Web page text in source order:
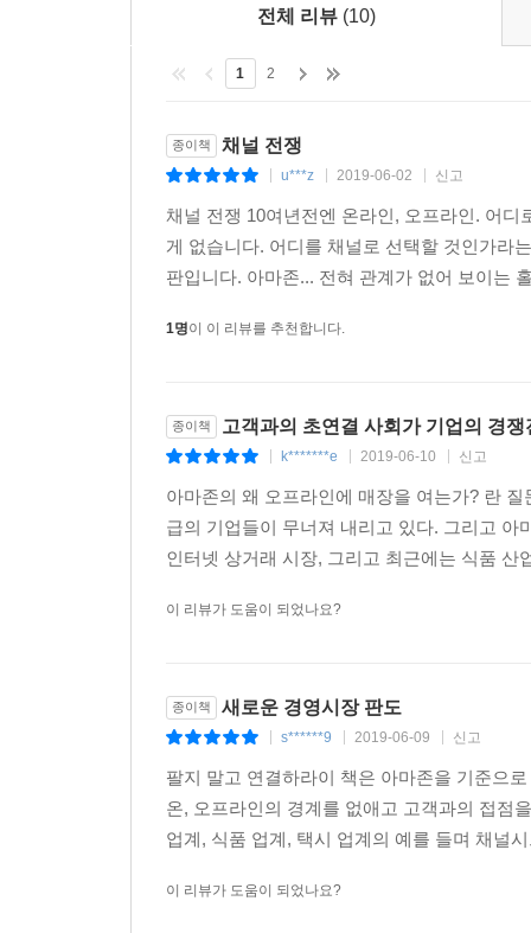
담은 안내서가 될 것이다.
전체 리뷰 (10)
1 2
종이책 채널 전쟁
u***z 2019-06-02 신고
채널 전쟁 10여년전엔 온라인, 오프라인. 어
게 없습니다. 어디를 채널로 선택할 것인가라
판입니다. 아마존... 전혀 관계가 없어 보이는
1명이 이 리뷰를 추천합니다.
종이책 고객과의 초연결 사회가 기업의 경
k*******e 2019-06-10 신고
아마존의 왜 오프라인에 매장을 여는가? 란
급의 기업들이 무너져 내리고 있다. 그리고
인터넷 상거래 시장, 그리고 최근에는 식품
이 리뷰가 도움이 되었나요?
종이책 새로운 경영시장 판도
s******9 2019-06-09 신고
팔지 말고 연결하라이 책은 아마존을 기준으
온, 오프라인의 경계를 없애고 고객과의 접점
업계, 식품 업계, 택시 업계의 예를 들며 채널
이 리뷰가 도움이 되었나요?